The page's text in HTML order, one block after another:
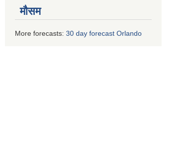
मौसम
More forecasts: 30 day forecast Orlando